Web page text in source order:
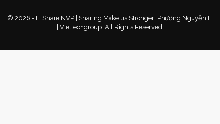
© 2026 - IT Share NVP | Sharing Make us Stronger| Phương Nguyễn IT
| Viettechgroup. All Rights Reserved.